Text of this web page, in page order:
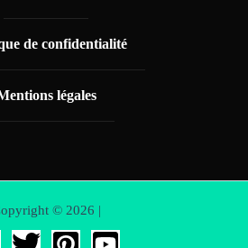
de confidentialité
légales
© 2026 |